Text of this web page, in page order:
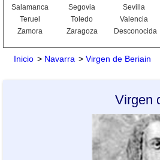
Salamanca
Segovia Sevilla
Teruel
Toledo Valencia
Zamora
Zaragoza Desconocida
Inicio > Navarra > Virgen de Beriain
Virgen